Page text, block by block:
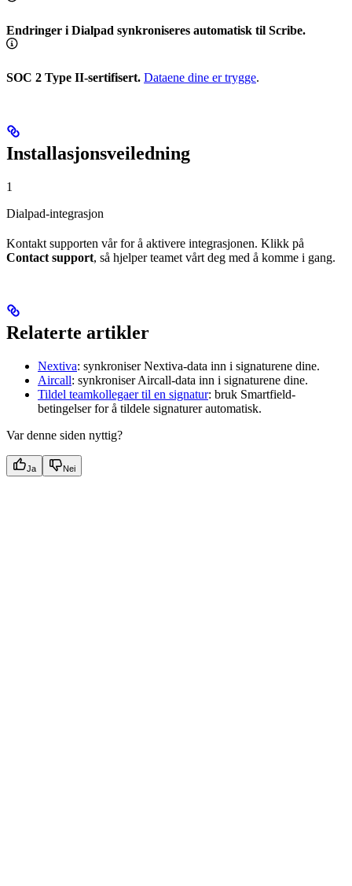
Endringer i Dialpad synkroniseres automatisk til Scribe.
SOC 2 Type II-sertifisert. Dataene dine er trygge.
Installasjonsveiledning
1
Dialpad-integrasjon
Kontakt supporten vår for å aktivere integrasjonen. Klikk på
Contact support, så hjelper teamet vårt deg med å komme i gang.
Relaterte artikler
Nextiva: synkroniser Nextiva-data inn i signaturene dine.
Aircall: synkroniser Aircall-data inn i signaturene dine.
Tildel teamkollegaer til en signatur: bruk Smartfield-
betingelser for å tildele signaturer automatisk.
Var denne siden nyttig?
Ja Nei